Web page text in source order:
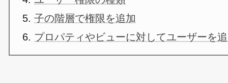
子の階層で権限を追加
プロパティやビューに対してユーザーを